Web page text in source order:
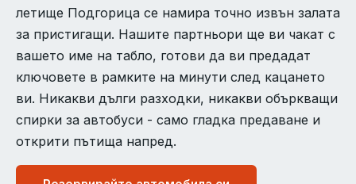
летище Подгорица се намира точно извън залата
за пристигащи. Нашите партньори ще ви чакат с
вашето име на табло, готови да ви предадат
ключовете в рамките на минути след кацането
ви. Никакви дълги разходки, никакви объркващи
спирки за автобуси - само гладка предаване и
открити пътища напред.